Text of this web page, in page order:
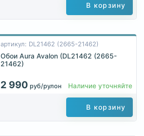
В корзину
артикул: DL21462 (2665-21462)
Обои Aura Avalon (DL21462 (2665-
21462)
2 990 руб/рулон Наличие уточняйте
В корзину